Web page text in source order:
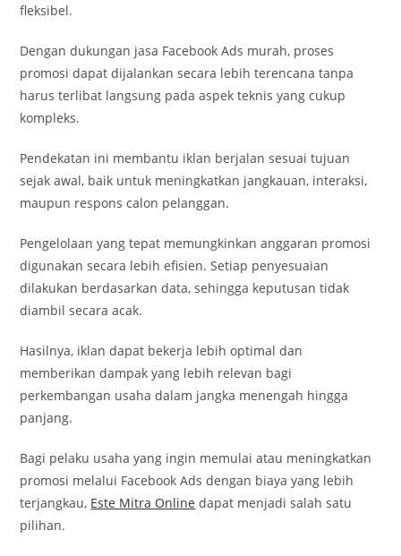
fleksibel.
Dengan dukungan jasa Facebook Ads murah, proses
promosi dapat dijalankan secara lebih terencana tanpa
harus terlibat langsung pada aspek teknis yang cukup
kompleks.
Pendekatan ini membantu iklan berjalan sesuai tujuan
sejak awal, baik untuk meningkatkan jangkauan, interaksi,
maupun respons calon pelanggan.
Pengelolaan yang tepat memungkinkan anggaran promosi
digunakan secara lebih efisien. Setiap penyesuaian
dilakukan berdasarkan data, sehingga keputusan tidak
diambil secara acak.
Hasilnya, iklan dapat bekerja lebih optimal dan
memberikan dampak yang lebih relevan bagi
perkembangan usaha dalam jangka menengah hingga
panjang.
Bagi pelaku usaha yang ingin memulai atau meningkatkan
promosi melalui Facebook Ads dengan biaya yang lebih
terjangkau, Este Mitra Online dapat menjadi salah satu
pilihan.